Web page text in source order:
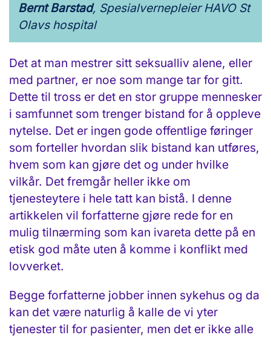
Bernt Barstad, Spesialvernepleier HAVO St
Olavs hospital
Det at man mestrer sitt seksualliv alene, eller
med partner, er noe som mange tar for gitt.
Dette til tross er det en stor gruppe mennesker
i samfunnet som trenger bistand for å oppleve
nytelse. Det er ingen gode offentlige føringer
som forteller hvordan slik bistand kan utføres,
hvem som kan gjøre det og under hvilke
vilkår. Det fremgår heller ikke om
tjenesteytere i hele tatt kan bistå. I denne
artikkelen vil forfatterne gjøre rede for en
mulig tilnærming som kan ivareta dette på en
etisk god måte uten å komme i konflikt med
lovverket.
Begge forfatterne jobber innen sykehus og da
kan det være naturlig å kalle de vi yter
tjenester til for pasienter, men det er ikke alle